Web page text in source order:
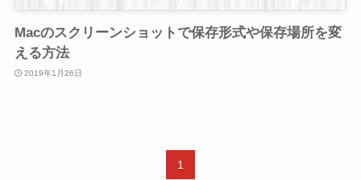
Macのスクリーンショットで保存形式や保存場所を変
える方法
2019年1月26日
1